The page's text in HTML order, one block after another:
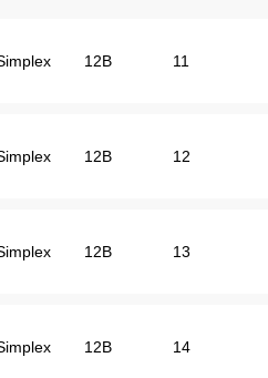
12B 11
12B 12
12B 13
12B 14